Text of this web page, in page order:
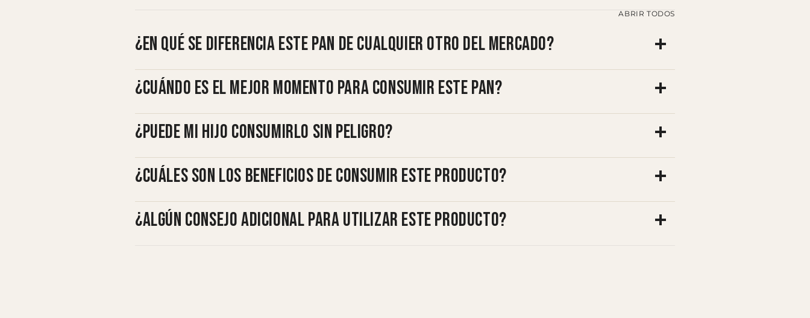
ABRIR TODOS
¿En qué se diferencia este pan de cualquier otro del mercado?
¿Cuándo es el mejor momento para consumir este pan?
¿Puede mi hijo consumirlo sin peligro?
¿Cuáles son los beneficios de consumir este producto?
¿Algún consejo adicional para utilizar este producto?